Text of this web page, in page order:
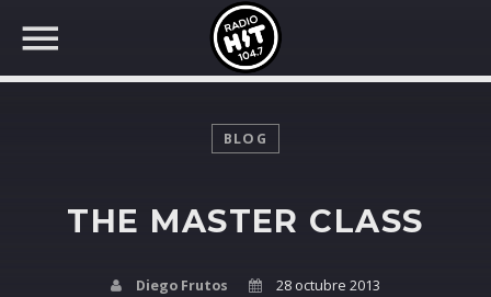
BLOG
THE MASTER CLASS
Diego Frutos 28 octubre 2013